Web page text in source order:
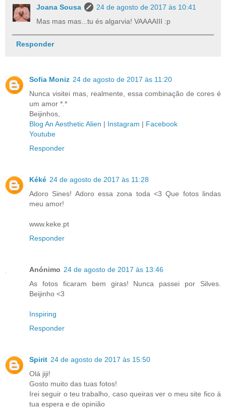
Joana Sousa
24 de agosto de 2017 às 10:41
Mas mas mas...tu és algarvia! VAAAAIII :p
Responder
Sofia Moniz 24 de agosto de 2017 às 11:20
Nunca visitei mas, realmente, essa combinação de cores é
um amor *.*
Beijinhos,
Blog An Aesthetic Alien | Instagram | Facebook
Youtube
Responder
Kéké 24 de agosto de 2017 às 11:28
Adoro Sines! Adoro essa zona toda <3 Que fotos lindas
meu amor!
www.keke.pt
Responder
Anónimo 24 de agosto de 2017 às 13:46
As fotos ficaram bem giras! Nunca passei por Silves.
Beijinho <3
Inspiring
Responder
Spirit 24 de agosto de 2017 às 15:50
Olá jiji!
Gosto muito das tuas fotos!
Irei seguir o teu trabalho, caso queiras ver o meu site fico á
tua espera e de opinião